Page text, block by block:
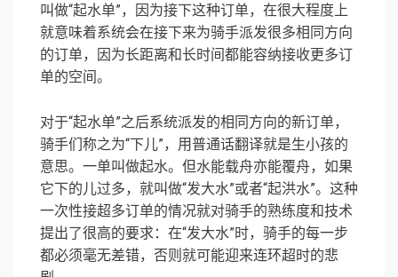
叫做“起水单”，因为接下这种订单，在很大程度上
就意味着系统会在接下来为骑手派发很多相同方向
的订单，因为长距离和长时间都能容纳接收更多订
单的空间。
对于“起水单”之后系统派发的相同方向的新订单，
骑手们称之为“下儿”，用普通话翻译就是生小孩的
意思。一单叫做起水。但水能载舟亦能覆舟，如果
它下的儿过多，就叫做“发大水”或者“起洪水”。这种
一次性接超多订单的情况就对骑手的熟练度和技术
提出了很高的要求：在“发大水”时，骑手的每一步
都必须毫无差错，否则就可能迎来连环超时的悲